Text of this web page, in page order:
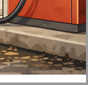
offerts par la
des services à
en tant que
dans nos